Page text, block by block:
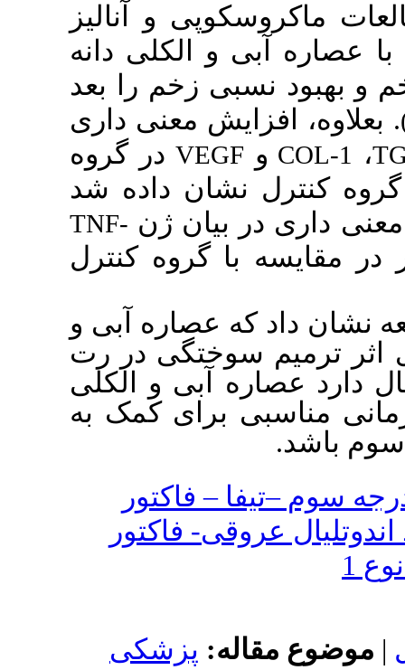
و آنالیز
و الکلی دانه
زخم را بعد
معنی داری
VEGFدر گروه
داده شد
بیان ژنTNF-
گروه کنترل
عصاره آبی و
سوختگی در رت
آبی و الکلی
برای کمک به
– فاکتور
فاکتور
پزشکی